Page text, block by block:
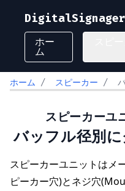
ホー
ム
ホーム / スピーカー /
スピーカーユ
バッフル径別
スピーカーユニットはメ
ピーカー穴)とネジ穴